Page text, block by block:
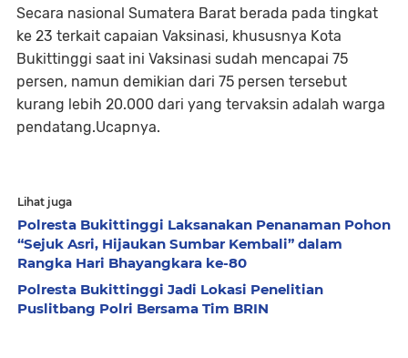
Secara nasional Sumatera Barat berada pada tingkat
ke 23 terkait capaian Vaksinasi, khususnya Kota
Bukittinggi saat ini Vaksinasi sudah mencapai 75
persen, namun demikian dari 75 persen tersebut
kurang lebih 20.000 dari yang tervaksin adalah warga
pendatang.Ucapnya.
Lihat juga
Polresta Bukittinggi Laksanakan Penanaman Pohon
“Sejuk Asri, Hijaukan Sumbar Kembali” dalam
Rangka Hari Bhayangkara ke-80
Polresta Bukittinggi Jadi Lokasi Penelitian
Puslitbang Polri Bersama Tim BRIN